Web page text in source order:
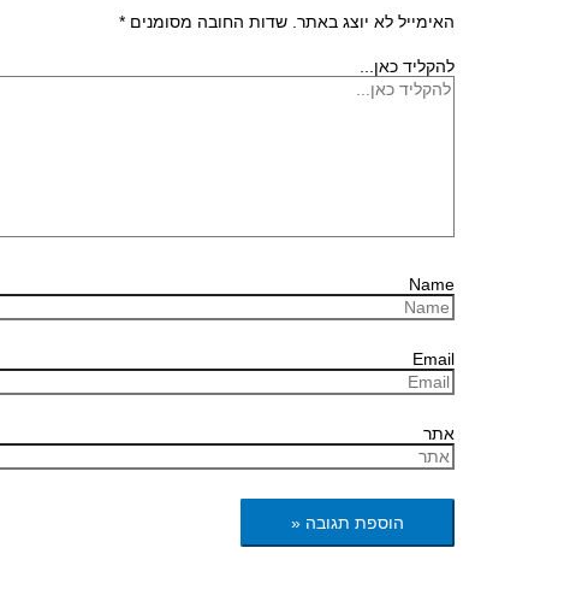
האימייל לא יוצג באתר. שדות החובה מסומנים*
להקליד כאן...
Name
Email
אתר